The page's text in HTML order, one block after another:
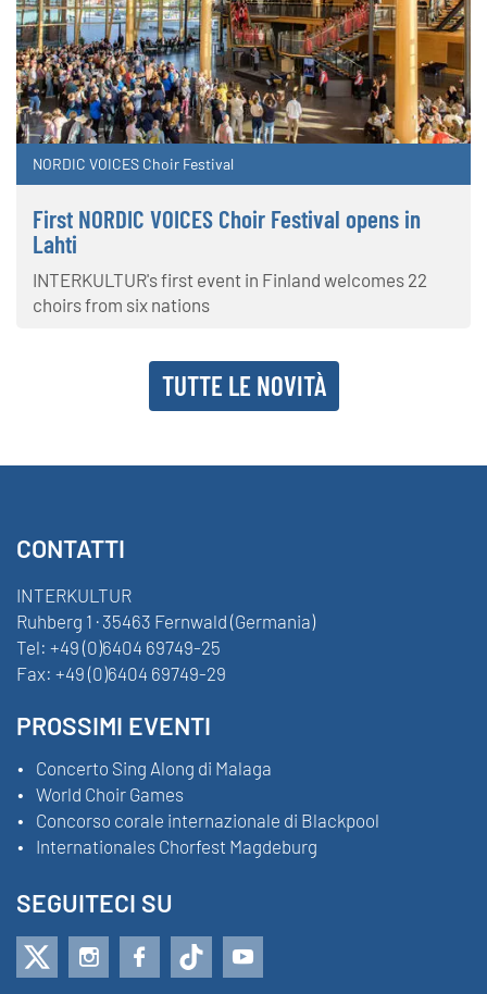
NORDIC VOICES Choir Festival
First NORDIC VOICES Choir Festival opens in
Lahti
INTERKULTUR's first event in Finland welcomes 22
choirs from six nations
TUTTE LE NOVITÀ
CONTATTI
INTERKULTUR
Ruhberg 1 · 35463 Fernwald (Germania)
Tel: +49 (0)6404 69749-25
Fax: +49 (0)6404 69749-29
PROSSIMI EVENTI
Concerto Sing Along di Malaga
World Choir Games
Concorso corale internazionale di Blackpool
Internationales Chorfest Magdeburg
SEGUITECI SU